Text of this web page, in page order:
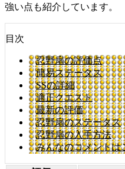
強い点も紹介しています。
目次
忍野扇の評価点
簡易ステータス
SSの詳細
適正クエスト
最新の評価
忍野扇のステータス
忍野扇の入手方法
みんなのコメントは